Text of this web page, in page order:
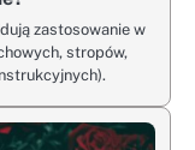
zastosowanie w
stropów,